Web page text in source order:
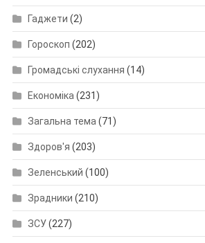
Гаджети (2)
Гороскоп (202)
Громадські слухання (14)
Економіка(231)
Загальна тема(71)
Здоров'я (203)
Зеленський (100)
Зрадники (210)
ЗСУ(227)